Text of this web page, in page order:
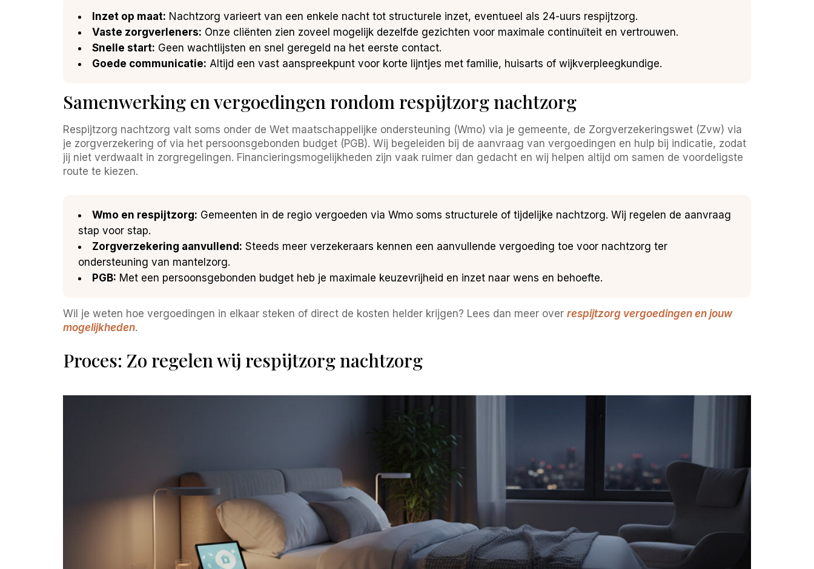
Inzet op maat: Nachtzorg varieert van een enkele nacht tot structurele inzet, eventueel als 24-uurs respijtzorg.
Vaste zorgverleners: Onze cliënten zien zoveel mogelijk dezelfde gezichten voor maximale continuïteit en vertrouwen.
Snelle start: Geen wachtlijsten en snel geregeld na het eerste contact.
Goede communicatie: Altijd een vast aanspreekpunt voor korte lijntjes met familie, huisarts of wijkverpleegkundige.
Samenwerking en vergoedingen rondom respijtzorg nachtzorg
Respijtzorg nachtzorg valt soms onder de Wet maatschappelijke ondersteuning (Wmo) via je gemeente, de Zorgverzekeringswet (Zvw) via
je zorgverzekering of via het persoonsgebonden budget (PGB). Wij begeleiden bij de aanvraag van vergoedingen en hulp bij indicatie, zodat
jij niet verdwaalt in zorgregelingen. Financieringsmogelijkheden zijn vaak ruimer dan gedacht en wij helpen altijd om samen de voordeligste
route te kiezen.
Wmo en respijtzorg: Gemeenten in de regio vergoeden via Wmo soms structurele of tijdelijke nachtzorg. Wij regelen de aanvraag
stap voor stap.
Zorgverzekering aanvullend: Steeds meer verzekeraars kennen een aanvullende vergoeding toe voor nachtzorg ter
ondersteuning van mantelzorg.
PGB: Met een persoonsgebonden budget heb je maximale keuzevrijheid en inzet naar wens en behoefte.
Wil je weten hoe vergoedingen in elkaar steken of direct de kosten helder krijgen? Lees dan meer over respijtzorg vergoedingen en jouw
mogelijkheden.
Proces: Zo regelen wij respijtzorg nachtzorg